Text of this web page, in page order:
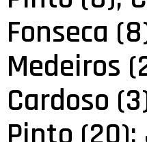
Fonseca
Medeiros
Cardoso